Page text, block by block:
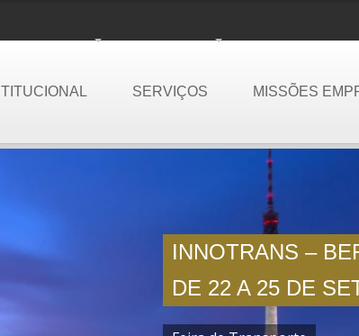
SERVIÇOS MISSÕES
INNOTRANS –
DE 22 A 25 DE